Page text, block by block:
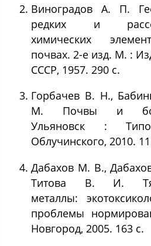
Виноградов А. П.
редких и
химических
почвах. 2-е изд. М. :
СССР, 1957. 290 с.
Горбачев В. Н.,
М. Почвы и
Ульяновск :
Облучинского, 2010.
Дабахов М. В.,
Титова В. И.
металлы:
проблемы
Новгород, 2005. 163 с.